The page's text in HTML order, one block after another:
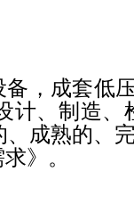
，成套低
计、制造
成熟的、
》。